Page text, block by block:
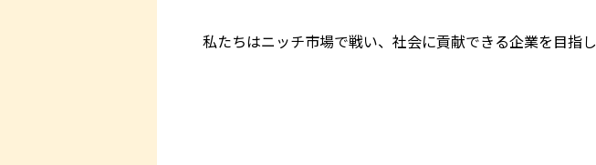
私たちはニッチ市場で戦い、社会に貢献できる企業を目指